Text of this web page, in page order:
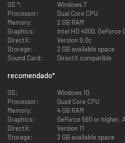
Uma experiência sandbox sem
Relaxa, esta é uma experiência sandbox
testar coisas até que funcionem da
produzes mais de 50 tipos de produtos
múltiplas partes e peças – todos os quais
diferentes materiais e métodos de
iguais.
OS *:
Windows 7
Processor:
Dual Core CPU
Memory:
2 GB RAM
Graphics:
Intel HD 4000, GeForce
DirectX:
Version 9.0c
Storage:
2 GB available space
Sound Card:
DirectX compatible
recomendado*
OS:
Windows 10
Processor:
Quad Core CPU
Memory:
4 GB RAM
Graphics:
GeForce 560 or higher,
DirectX:
Version 11
Storage:
2 GB available space